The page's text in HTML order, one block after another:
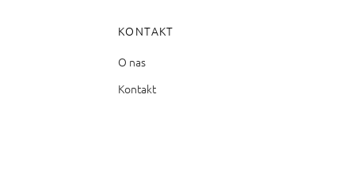
KONTAKT
O nas
Kontakt